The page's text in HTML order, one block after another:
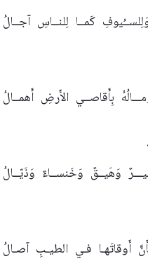
كَمــا لِلنــاسِ آجــالُ
بِأَقاصــي الأَرضِ أَهمــالُ
وَهَيــقٌ وَخَنســاءٌ وَذَيّــالُ
أَوقاتَهـا فـي الطيـبِ آصـالُ